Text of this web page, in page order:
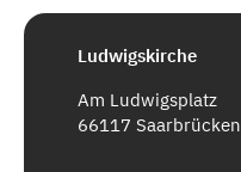
Ludwigskirche
Am Ludwigsplatz
66117 Saarbrücken